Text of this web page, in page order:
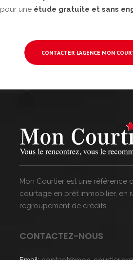
pour une étude gratuite et sans
CONTACTER L'AGENCE MON
Mon Courtier est une référence
courtage en prêt immobilier, en
regroupement de crédits.
CONTACTEZ-NOUS